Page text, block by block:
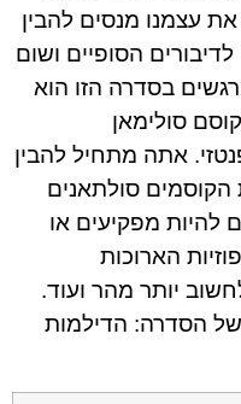
עצמנו מנסים להבין
הסופיים ושום
בסדרה הזו הוא
סולימאן
אתה מתחיל להבין
הקוסמים סולתאנים
להיות מפקיעים או
הארוכות
יותר מהר ועוד.
הסדרה: הדילמות